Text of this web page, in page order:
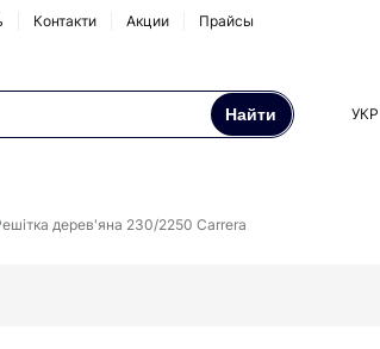
Контакти Акции Прайсы
Найти УКР
дерев'яна 230/2250 Carrera